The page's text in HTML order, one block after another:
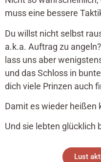
muss eine bessere
Du willst nicht selbst
a.k.a. Auftrag zu
lass uns aber
und das Schloss in
dich viele Prinzen auch
Damit es wieder heißen
Und sie lebten glücklich
Lust